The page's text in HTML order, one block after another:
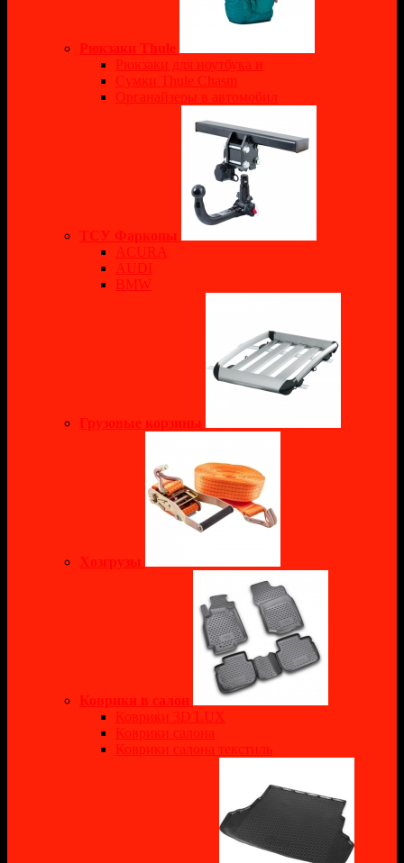
Рюкзаки Thule
Рюкзаки для ноутбука и
Сумки Thule Chasm
Органайзеры в автомобил
ТСУ Фаркопы
ACURA
AUDI
BMW
Грузовые корзины
Хозгрузы
Коврики в салон
Коврики 3D LUX
Коврики салона
Коврики салона текстиль